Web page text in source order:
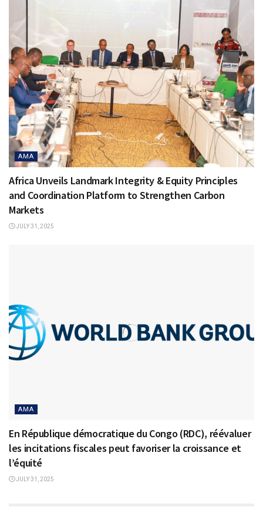
AMA
Africa Unveils Landmark Integrity & Equity Principles
and Coordination Platform to Strengthen Carbon
Markets
JULY 31, 2025
AMA
En République démocratique du Congo (RDC), réévaluer
les incitations fiscales peut favoriser la croissance et
l’équité
JULY 31, 2025